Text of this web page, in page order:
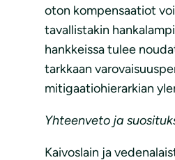
oton kompensaatiot
tavallistakin
hankkeissa tulee
tarkkaan
mitigaatiohierarkian
Yhteenveto ja
Kaivoslain ja